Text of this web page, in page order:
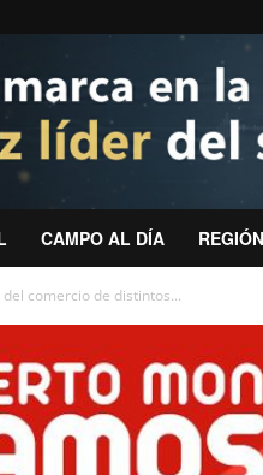
CAMPO AL DÍA
comercio de distintos...